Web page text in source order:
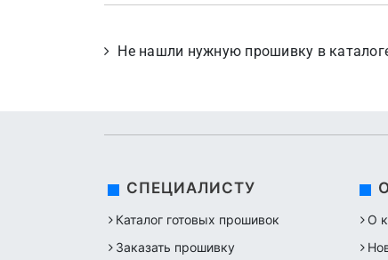
Не нашли нужную прошивку в
СПЕЦИАЛИСТУ
Каталог готовых прошивок
Заказать прошивку
О